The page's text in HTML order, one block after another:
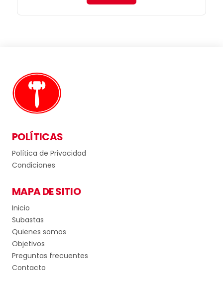
POLÍTICAS
Política de Privacidad
Condiciones
MAPA DE SITIO
Inicio
Subastas
Quienes somos
Objetivos
Preguntas frecuentes
Contacto